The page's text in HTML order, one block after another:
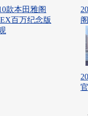
款本田雅阁
百万纪念版